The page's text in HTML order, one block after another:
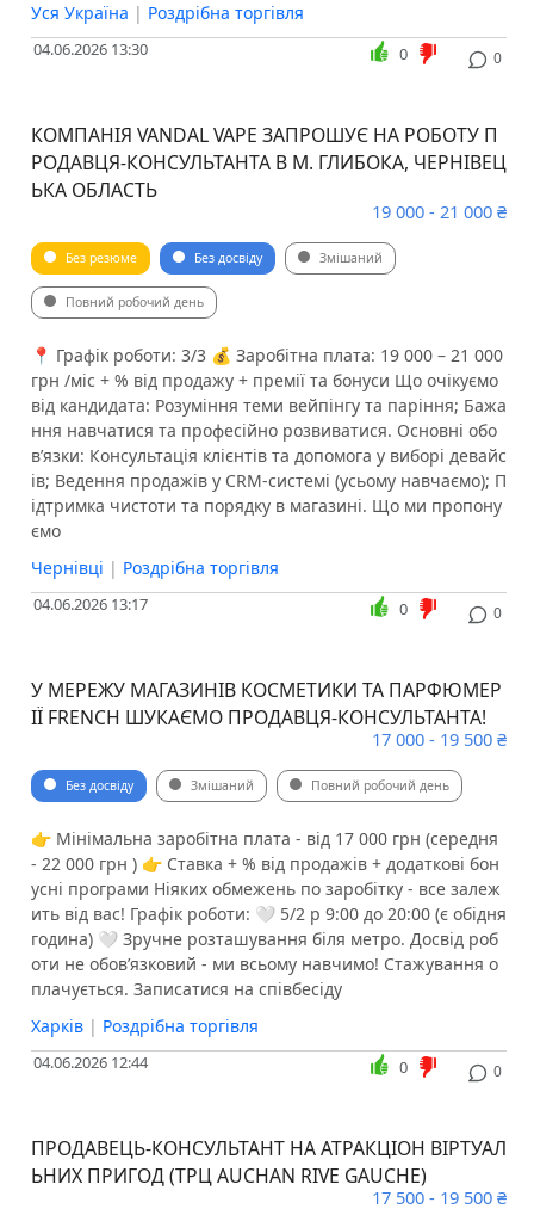
Уся Україна | Роздрібна торгівля
04.06.2026 13:30 0
0
КОМПАНІЯ VANDAL VAPE ЗАПРОШУЄ НА РОБОТУ П
РОДАВЦЯ-КОНСУЛЬТАНТА В М. ГЛИБОКА, ЧЕРНІВЕЦ
ЬКА ОБЛАСТЬ
19 000 - 21 000 ₴
Без резюме Без досвіду Змішаний
Повний робочий день
📍 Графік роботи: 3/3 💰 Заробітна плата: 19 000 – 21 000
грн /міс + % від продажу + премії та бонуси Що очікуємо
від кандидата: ️Розуміння теми вейпінгу та паріння; ️Бажа
ння навчатися та професійно розвиватися. Основні обо
в’язки: ️Консультація клієнтів та допомога у виборі девайс
ів; ️Ведення продажів у CRM-системі (усьому навчаємо); ️П
ідтримка чистоти та порядку в магазині. Що ми пропону
ємо
Чернівці | Роздрібна торгівля
04.06.2026 13:17 0
0
У МЕРЕЖУ МАГАЗИНІВ КОСМЕТИКИ ТА ПАРФЮМЕР
ІЇ FRENCH ШУКАЄМО ПРОДАВЦЯ-КОНСУЛЬТАНТА!
17 000 - 19 500 ₴
Без досвіду Змішаний Повний робочий день
👉 Мінімальна заробітна плата - від 17 000 грн (середня
- 22 000 грн ) 👉 Ставка + % від продажів + додаткові бон
усні програми Ніяких обмежень по заробітку - все залеж
ить від вас! Графік роботи: 🤍 5/2 p 9:00 до 20:00 (є обідня
година) 🤍 Зручне розташування біля метро. Досвід роб
оти не обов’язковий - ми всьому навчимо! Стажування о
плачується. Записатися на співбесіду
Харків | Роздрібна торгівля
04.06.2026 12:44 0
0
​​ПРОДАВЕЦЬ-КОНСУЛЬТАНТ НА АТРАКЦІОН ВІРТУАЛ
ЬНИХ ПРИГОД (ТРЦ AUCHAN RIVE GAUCHE)
17 500 - 19 500 ₴